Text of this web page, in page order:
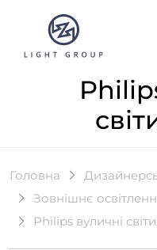
Головна
Зовнішнє
Philips вуличні